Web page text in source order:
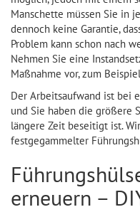
Manschette müssen Sie in
dennoch keine Garantie,
Problem kann schon nach
Nehmen Sie eine
Maßnahme vor, zum
Der Arbeitsaufwand ist bei
und Sie haben die größere
längere Zeit beseitigt ist.
festgegammelter
erneuern –